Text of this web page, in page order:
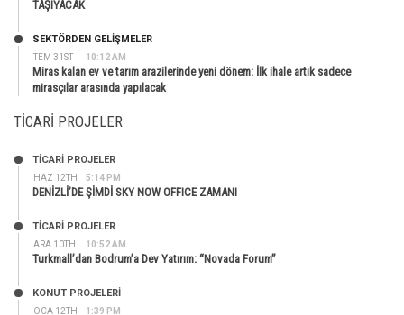
TAŞIYACAK
TEM 31ST 10:12 AM
SEKTÖRDEN GELIŞMELER
Miras kalan ev ve tarım arazilerinde yeni dönem: İlk ihale artık sadece
mirasçılar arasında yapılacak
TICARI PROJELER
HAZ 12TH 5:14 PM
TİCARİ PROJELER
DENİZLİ’DE ŞİMDİ SKY NOW OFFICE ZAMANI
ARA 10TH 10:52 AM
TİCARİ PROJELER
Turkmall’dan Bodrum’a Dev Yatırım: “Novada Forum”
OCA 12TH 1:39 PM
KONUT PROJELERI